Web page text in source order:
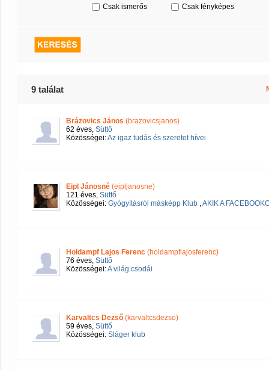
Csak ismerős
Csak fényképes
9 találat
Brázovics János (brazovicsjanos)
62 éves, Süttő
Közösségei:Az igaz tudás és szeretet hívei
Eipl Jánosné (eipljanosne)
121 éves, Süttő
Közösségei: Gyógyításról másképp Klub ,AKIK A
Holdampf Lajos Ferenc (holdampflajosferenc)
76 éves, Süttő
Közösségei:A világ csodái
Karvaltcs Dezső (karvaltcsdezso)
59 éves, Süttő
Közösségei: Sláger klub